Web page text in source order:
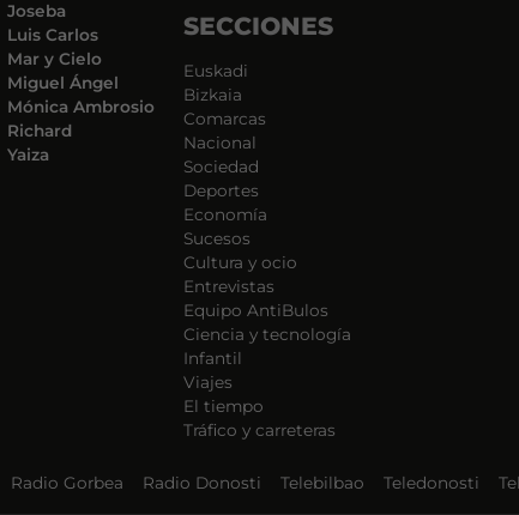
Joseba
Luis Carlos
Mar y Cielo
Miguel Ángel
Mónica Ambrosio
Richard
Yaiza
SECCIONES
Euskadi
Bizkaia
Comarcas
Nacional
Sociedad
Deportes
Economía
Sucesos
Cultura y ocio
Entrevistas
Equipo AntiBulos
Ciencia y tecnología
Infantil
Viajes
El tiempo
Tráfico y carreteras
Radio Gorbea Radio Donosti Telebilbao Teledonosti